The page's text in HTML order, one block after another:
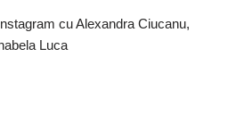
cu Alexandra Ciucanu,
Luca